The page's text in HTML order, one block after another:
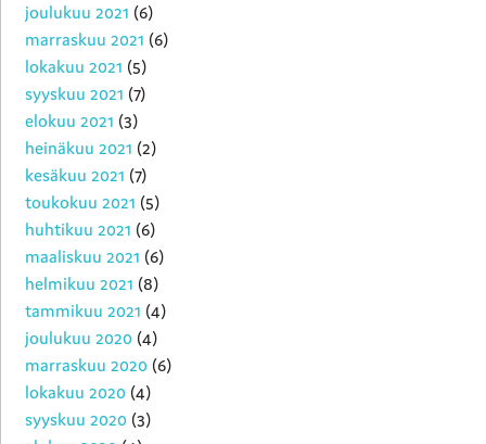
joulukuu 2021 (6)
marraskuu 2021 (6)
lokakuu 2021 (5)
syyskuu 2021 (7)
elokuu 2021 (3)
heinäkuu 2021 (2)
kesäkuu 2021 (7)
toukokuu 2021 (5)
huhtikuu 2021 (6)
maaliskuu 2021 (6)
helmikuu 2021 (8)
tammikuu 2021 (4)
joulukuu 2020 (4)
marraskuu 2020 (6)
lokakuu 2020 (4)
syyskuu 2020 (3)